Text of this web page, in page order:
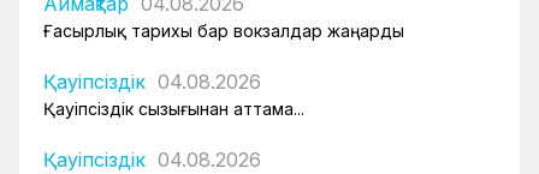
Ғасырлық тарихы бар вокзалдар жаңарды
Қауіпсіздік 04.08.2026
Қауіпсіздік сызығынан аттама...
Қауіпсіздік 04.08.2026